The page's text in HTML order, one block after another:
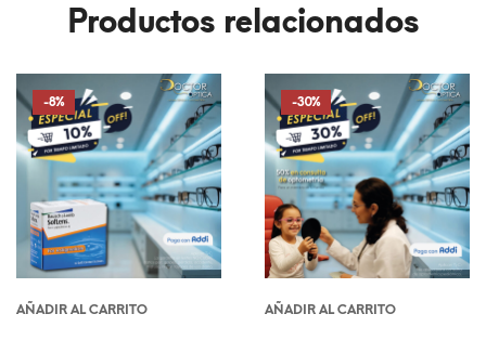
Productos relacionados
-8%
AÑADIR AL CARRITO
-30%
AÑADIR AL CARRITO